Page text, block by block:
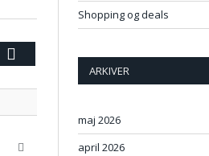
Shopping og deals
ARKIVER
maj 2026
april 2026